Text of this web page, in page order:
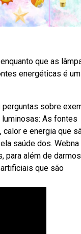
que as
energéticas é um
perguntas sobre
As fontes
e energia que
saúde dos. Webna
para além de darmos
que são